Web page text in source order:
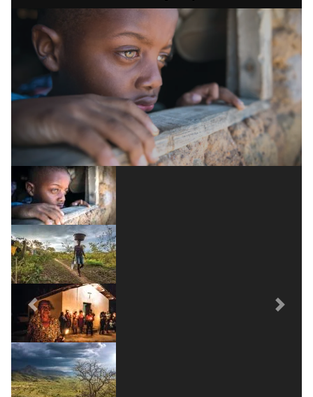
de 4 mil moradores dos vãos, poucas são as
crianças que estão crescendo na
comunidade, como Jônatas F. da Silva (Foto:
Andre Dib)
Previous Next